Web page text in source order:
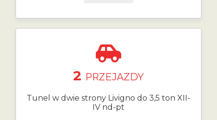
2 PRZEJAZDY
Tunel w dwie strony Livigno do 3,5 ton XII-
IV nd-pt